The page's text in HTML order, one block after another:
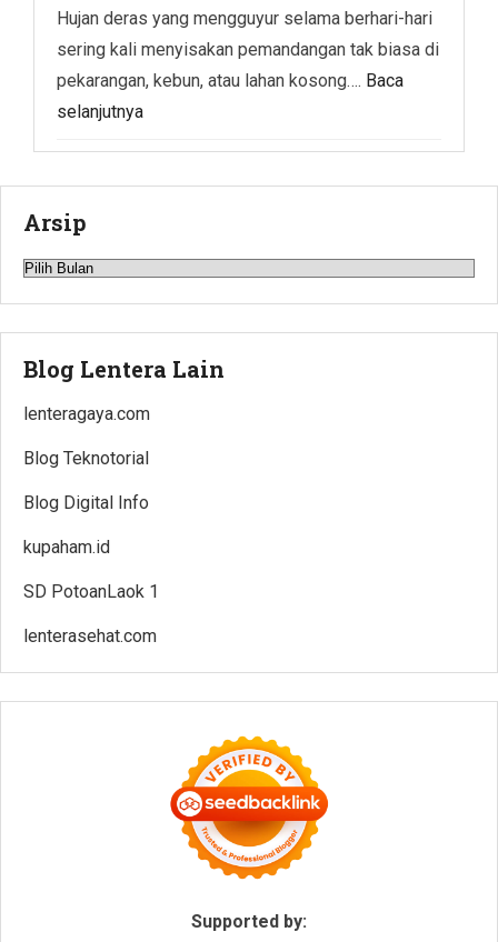
Hujan deras yang mengguyur selama berhari-hari
sering kali menyisakan pemandangan tak biasa di
pekarangan, kebun, atau lahan kosong…. Baca
selanjutnya
Arsip
Arsip
Blog Lentera Lain
lenteragaya.com
Blog Teknotorial
Blog Digital Info
kupaham.id
SD PotoanLaok 1
lenterasehat.com
Supported by: